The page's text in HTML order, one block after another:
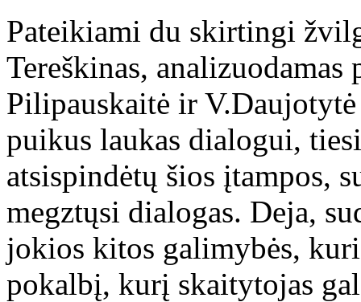
Pateikiami du skirtingi
Tereškinas,
Pilipauskaitė ir
puikus laukas dialogui,
atsispindėtų šios įtampos,
megztųsi dialogas. Deja,
jokios kitos galimybės,
pokalbį, kurį skaitytojas